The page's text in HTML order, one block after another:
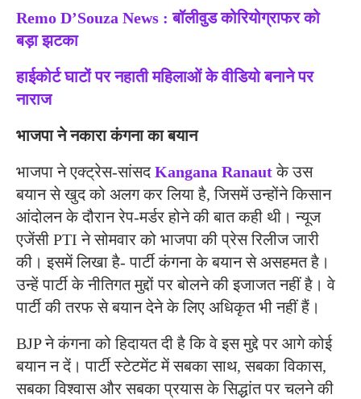
Remo D’Souza News : बॉलीवुड कोरियोग्राफर को
बड़ा झटका
हाईकोर्ट घाटों पर नहाती महिलाओं के वीडियो बनाने पर
नाराज
भाजपा ने नकारा कंगना का बयान
भाजपा ने एक्ट्रेस-सांसदKangana Ranautके उस
बयान से खुद को अलग कर लिया है, जिसमें उन्होंने किसान
आंदोलन के दौरान रेप-मर्डर होने की बात कही थी। न्यूज
एजेंसी PTI ने सोमवार को भाजपा की प्रेस रिलीज जारी
की। इसमें लिखा है- पार्टी कंगना के बयान से असहमत है।
उन्हें पार्टी के नीतिगत मुद्दों पर बोलने की इजाजत नहीं है। वे
पार्टी की तरफ से बयान देने के लिए अधिकृत भी नहीं हैं।
BJP ने कंगना को हिदायत दी है कि वे इस मुद्दे पर आगे कोई
बयान न दें। पार्टी स्टेटमेंट में सबका साथ, सबका विकास,
सबका विश्वास और सबका प्रयास के सिद्धांत पर चलने की